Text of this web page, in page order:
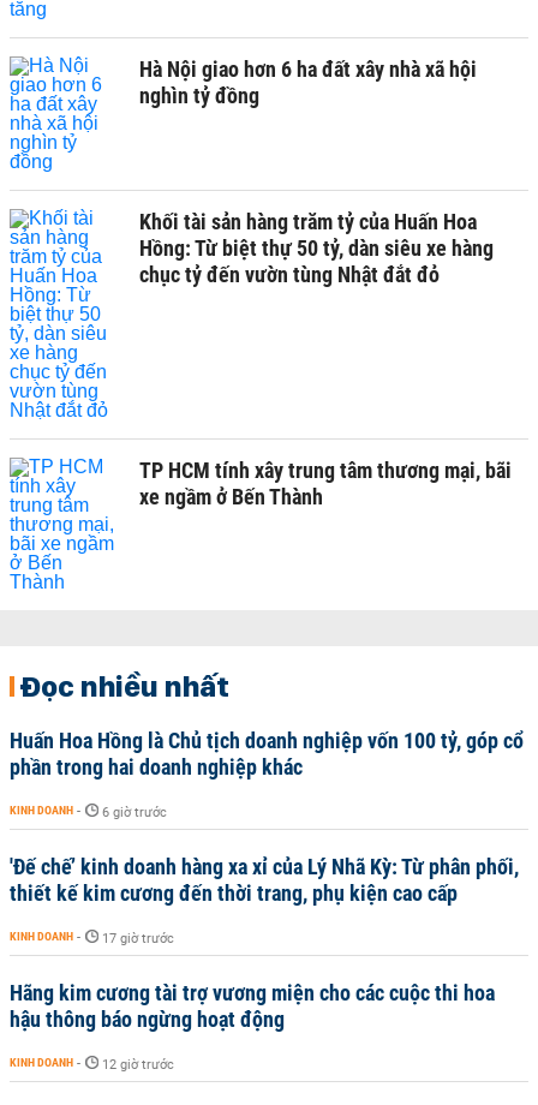
Hà Nội giao hơn 6 ha đất xây nhà xã hội
nghìn tỷ đồng
Khối tài sản hàng trăm tỷ của Huấn Hoa
Hồng: Từ biệt thự 50 tỷ, dàn siêu xe hàng
chục tỷ đến vườn tùng Nhật đắt đỏ
TP HCM tính xây trung tâm thương mại, bãi
xe ngầm ở Bến Thành
Đọc nhiều nhất
Huấn Hoa Hồng là Chủ tịch doanh nghiệp vốn 100 tỷ, góp cổ
phần trong hai doanh nghiệp khác
KINH DOANH - 6 giờ trước
'Đế chế’ kinh doanh hàng xa xỉ của Lý Nhã Kỳ: Từ phân phối,
thiết kế kim cương đến thời trang, phụ kiện cao cấp
KINH DOANH - 17 giờ trước
Hãng kim cương tài trợ vương miện cho các cuộc thi hoa
hậu thông báo ngừng hoạt động
KINH DOANH - 12 giờ trước